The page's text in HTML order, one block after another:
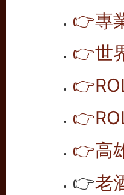
👉專
👉世
👉
👉
👉高
👉老